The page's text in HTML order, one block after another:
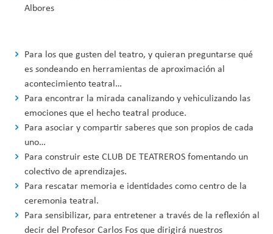
Albores
Para los que gusten del teatro, y quieran preguntarse qué
es sondeando en herramientas de aproximación al
acontecimiento teatral…
Para encontrar la mirada canalizando y vehiculizando las
emociones que el hecho teatral produce.
Para asociar y compartir saberes que son propios de cada
uno…
Para construir este CLUB DE TEATREROS fomentando un
colectivo de aprendizajes.
Para rescatar memoria e identidades como centro de la
ceremonia teatral.
Para sensibilizar, para entretener a través de la reflexión al
decir del Profesor Carlos Fos que dirigirá nuestros